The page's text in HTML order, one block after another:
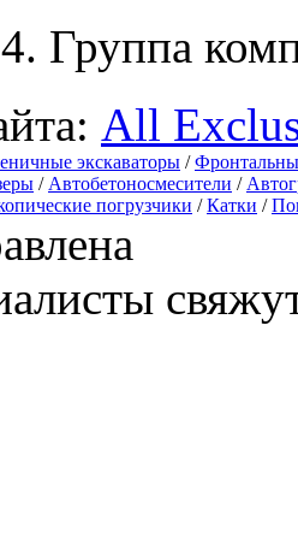
Группа
All
экскаваторы /
/ Автобетоносмесители /
погрузчики /Катки /